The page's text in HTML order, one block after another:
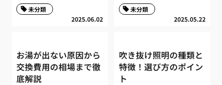
2025.06.02
未分類
2025.05.22
未分類
お湯が出ない原因から
交換費用の相場まで徹
底解説
吹き抜け照明の種類と
特徴！選び方のポイン
ト